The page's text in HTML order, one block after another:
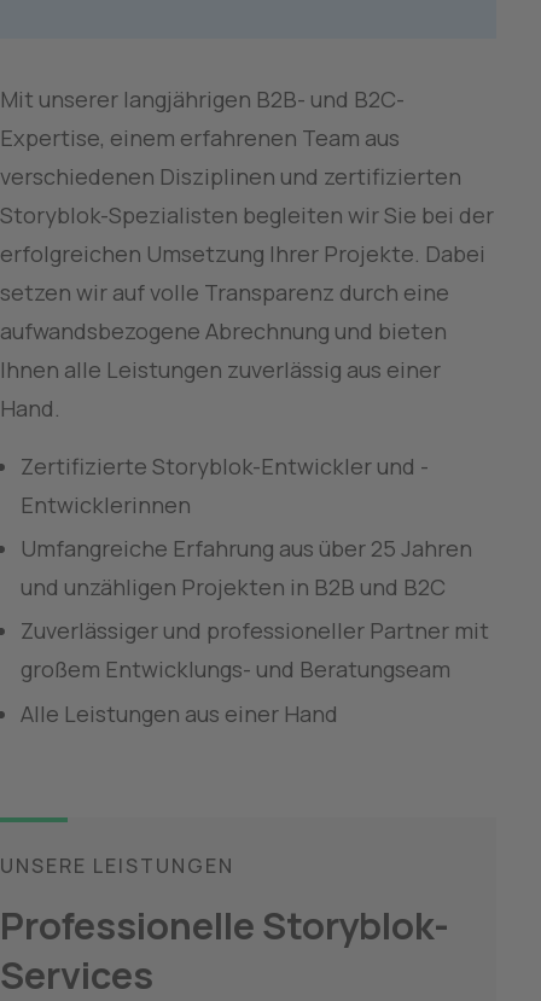
Mit unserer langjährigen B2B- und B2C-
Expertise, einem erfahrenen Team aus
verschiedenen Disziplinen und zertifizierten
Storyblok-Spezialisten begleiten wir Sie bei der
erfolgreichen Umsetzung Ihrer Projekte. Dabei
setzen wir auf volle Transparenz durch eine
aufwandsbezogene Abrechnung und bieten
Ihnen alle Leistungen zuverlässig aus einer
Hand.
Zertifizierte Storyblok-Entwickler und -
Entwicklerinnen
Umfangreiche Erfahrung aus über 25 Jahren
und unzähligen Projekten in B2B und B2C
Zuverlässiger und professioneller Partner mit
großem Entwicklungs- und Beratungseam
Alle Leistungen aus einer Hand
UNSERE LEISTUNGEN
Professionelle Storyblok-
Services